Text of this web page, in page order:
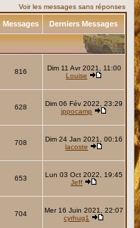
Voir les messages sans réponses
Messages Derniers Messages
816
Dim 11 Avr 2021, 11:00
Louise
628
Dim 06 Fév 2022, 23:29
ippocamp
708
Dim 24 Jan 2021, 00:16
lacoste
653
Lun 03 Oct 2022, 19:45
Jeff
704
Mer 16 Juin 2021, 22:07
cyrhug1